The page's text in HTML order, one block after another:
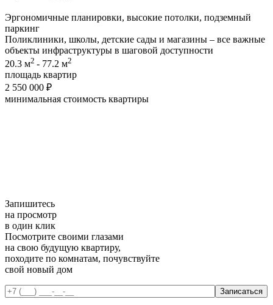
Эргономичные планировки, высокие потолки, подземный
паркинг
Поликлиники, школы, детские сады и магазины – все важные
объекты инфраструктуры в шаговой доступности
20.3 м2 - 77.2 м2
площадь квартир
2 550 000 ₽
минимальная cтоимость квартиры
Запишитесь
на просмотр
в один клик
Посмотрите своими глазами
на свою будущую квартиру,
походите по комнатам, почувствуйте
свой новый дом